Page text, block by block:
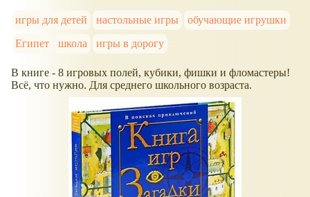
игры для детей настольные игры
обучающие игрушки
Египет
школа игры в дорогу
В книге - 8 игровых полей, кубики, фишки и фломастеры!
Всё, что нужно. Для среднего школьного возраста.